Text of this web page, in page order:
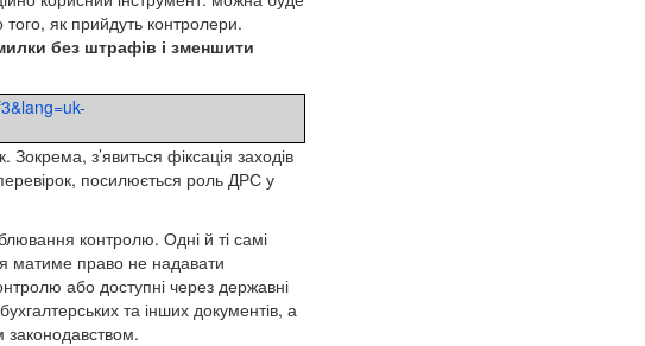
того, як прийдуть контролери.
без штрафів і зменшити
з’явиться фіксація заходів
посилюється роль ДРС у
контролю. Одні й ті самі
матиме право не надавати
або доступні через державні
та інших документів, а
законодавством.